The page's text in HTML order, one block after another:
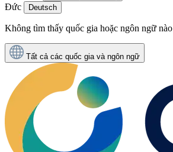
Đức Deutsch
Không tìm thấy quốc gia hoặc ngôn ngữ nào
Tất cả các quốc gia và ngôn ngữ